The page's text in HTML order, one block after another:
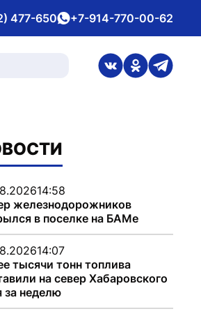
477-650whatsApp
+7-914-770-00-62
ссылка на
ссылка на
14:58
железнодорожников
в поселке на БАМе
14:07
тысячи тонн топлива
на север Хабаровского
за неделю